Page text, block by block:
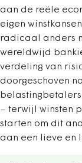
aan de reële
eigen
radicaal anders
wereldwijd
verdeling van
doorgeschoven
– terwijl winsten
starten om dit
aan een lieve en